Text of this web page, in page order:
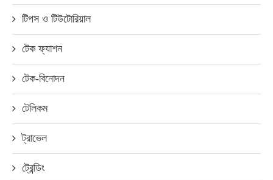
টিপস ও টিউটোরিয়াল
টেক ফ্যাশন
টেক-বিনোদন
টেলিকম
ট্রাভেল
ট্রেন্ডিং